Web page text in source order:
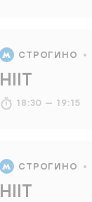
СТРОГИНО
HIIT
18:30 — 19:15
СТРОГИНО
HIIT